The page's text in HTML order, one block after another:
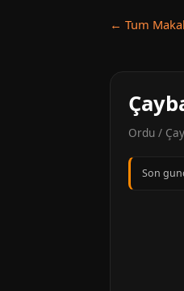
← Tum
Ordu /
Son